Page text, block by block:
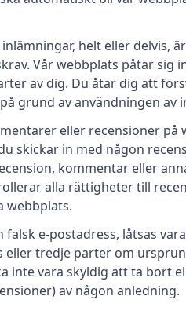
helt eller delvis,
Vår webbplats påtar sig
av dig. Du åtar dig att
grund av användningen av
eller recensioner
skickar in med någon
kommentar eller
alla rättigheter till
webbplats.
falsk e-postadress, låtsas
eller tredje parter om
inte vara skyldig att ta bort
av någon anledning.